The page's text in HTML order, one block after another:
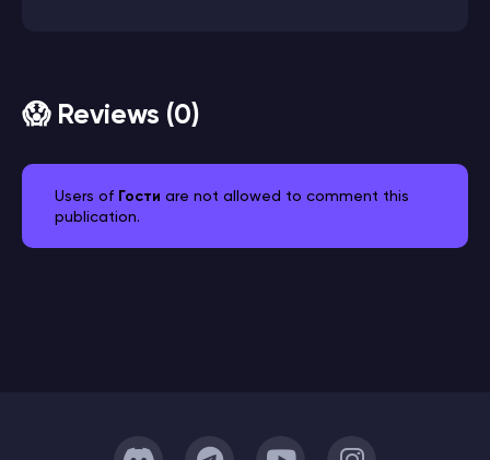
😱 Reviews (0)
Users of Гости are not allowed to comment this
publication.